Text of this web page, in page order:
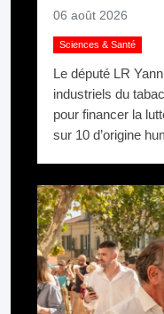
06 août 2026
Sciences & Santé
Le député LR
industriels du
pour financer la
sur 10 d’origine